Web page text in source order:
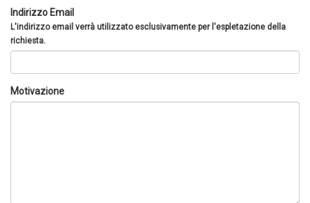
Indirizzo Email
L'indirizzo email verrà utilizzato esclusivamente per l'espletazione della
richiesta.
Motivazione